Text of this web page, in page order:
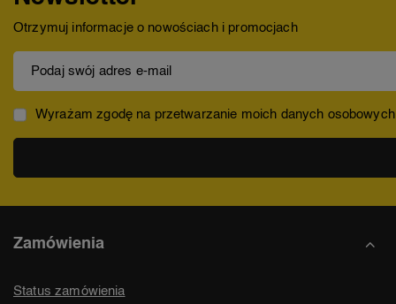
Otrzymuj informacje o nowościach i promocjach
Podaj swój adres e-mail
Wyrażam zgodę na przetwarzanie moich danych
Zamówienia
Status zamówienia